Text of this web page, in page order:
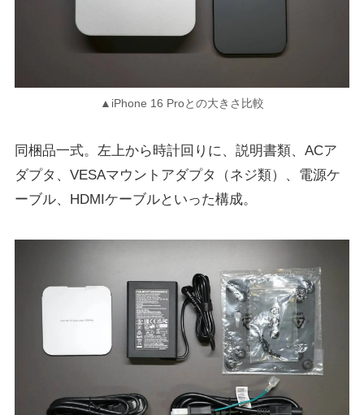
▲iPhone 16 Proとの大きさ比較
同梱品一式。左上から時計回りに、説明書類、ACア
ダプタ、VESAマウントアダプタ（ネジ類）、電源ケ
ーブル、HDMIケーブルといった構成。